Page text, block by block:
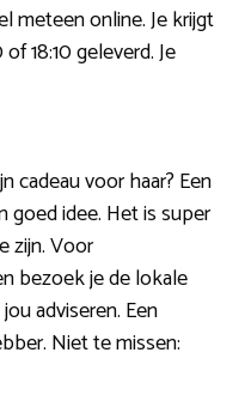
meteen online. Je krijgt
18:10 geleverd. Je
cadeau voor haar? Een
goed idee. Het is super
zijn. Voor
bezoek je de lokale
adviseren. Een
Niet te missen: